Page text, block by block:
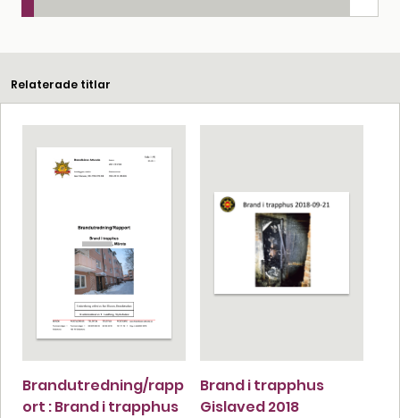
Relaterade titlar
Brandutredning/rapp
ort : Brand i trapphus
Brand i trapphus
Gislaved 2018